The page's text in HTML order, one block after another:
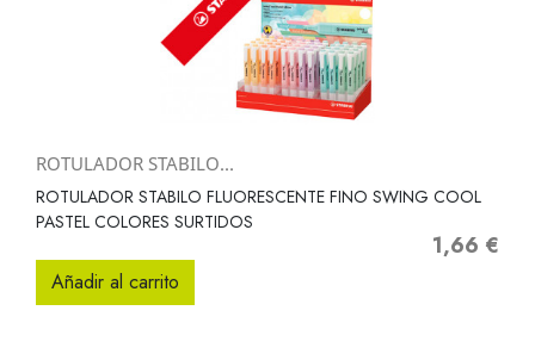
ROTULADOR STABILO...
ROTULADOR STABILO FLUORESCENTE FINO SWING COOL
PASTEL COLORES SURTIDOS
Precio
1,66 €
Añadir al carrito